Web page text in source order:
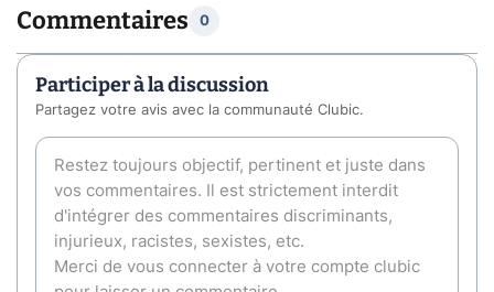
Commentaires 0
Participer à la discussion
Partagez votre avis avec la communauté Clubic.